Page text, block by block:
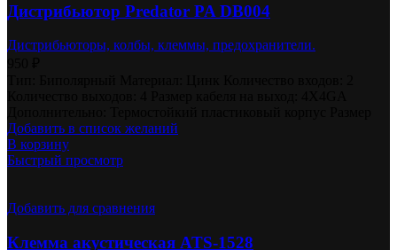
Дистрибьютор Predator PA DB004
Дистрибьюторы, колбы, клеммы, предохранители.
Добавить в список желаний
В корзину
Быстрый просмотр
Добавить для сравнения
Клемма акустическая ATS-1528